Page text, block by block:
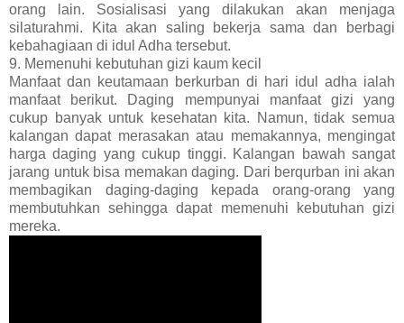
orang lain. Sosialisasi yang dilakukan akan menjaga
silaturahmi. Kita akan saling bekerja sama dan berbagi
kebahagiaan di idul Adha tersebut.
9. Memenuhi kebutuhan gizi kaum kecil
Manfaat dan keutamaan berkurban di hari idul adha ialah
manfaat berikut. Daging mempunyai manfaat gizi yang
cukup banyak untuk kesehatan kita. Namun, tidak semua
kalangan dapat merasakan atau memakannya, mengingat
harga daging yang cukup tinggi. Kalangan bawah sangat
jarang untuk bisa memakan daging. Dari berqurban ini akan
membagikan daging-daging kepada orang-orang yang
membutuhkan sehingga dapat memenuhi kebutuhan gizi
mereka.